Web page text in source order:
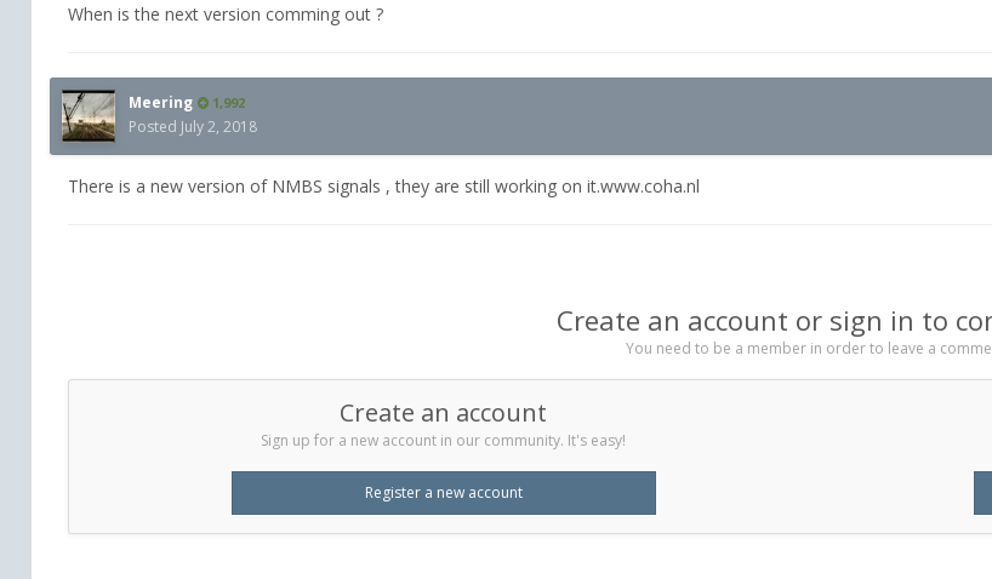
When is the next version comming out ?
Meering 1,992
Posted July 2, 2018
There is a new version of NMBS signals , they are still working on it.www.coha.nl
Create an account or sign in to
You need to be a member in order to leave a
Create an account
Sign up for a new account in our community. It's easy!
Register a new account